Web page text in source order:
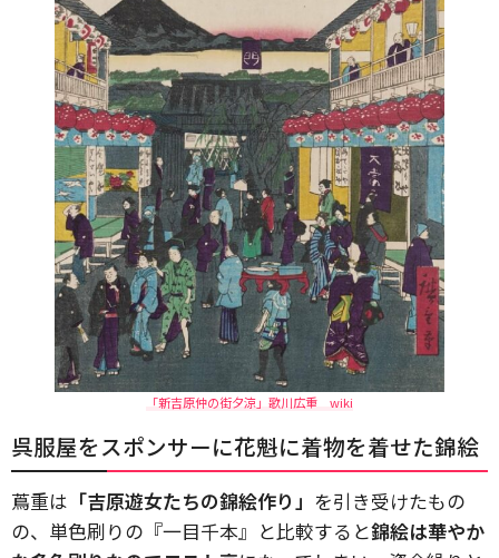
「新吉原仲の街夕涼」歌川広重 wiki
呉服屋をスポンサーに花魁に着物を着せた錦絵
蔦重は 「吉原遊女たちの錦絵作り」 を引き受けたもの
の、単色刷りの『一目千本』と比較すると錦絵は華やか